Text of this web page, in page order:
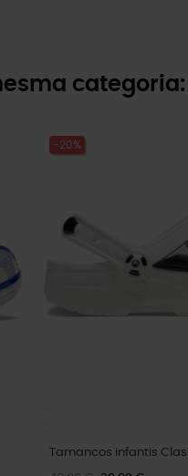
categoria:
-20%
Tamancos infantis